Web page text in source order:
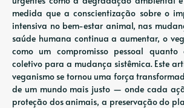
medida que a conscientização sobre o
intensiva no bem-estar animal, nas
saúde humana continua a aumentar, o
como um compromisso pessoal
coletivo para a mudança sistêmica. Este
veganismo se tornou uma força
de um mundo mais justo — onde cada
proteção dos animais, a preservação do